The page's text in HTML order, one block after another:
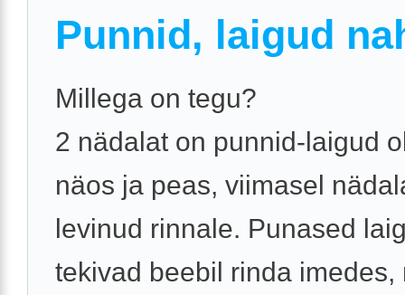
Punnid, laigud
Millega on tegu?
2 nädalat on punnid-laigud
näos ja peas, viimasel
levinud rinnale. Punased
tekivad beebil rinda imedes,